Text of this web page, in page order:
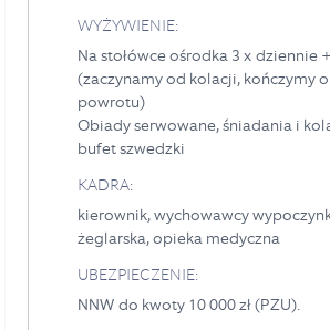
WYŻYWIENIE:
Na stołówce ośrodka 3 x dziennie
(zaczynamy od kolacji, kończymy
powrotu)
Obiady serwowane, śniadania i
bufet szwedzki
KADRA:
kierownik, wychowawcy
żeglarska, opieka medyczna
UBEZPIECZENIE:
NNW do kwoty 10 000 zł (PZU).